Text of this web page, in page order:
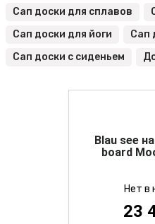
Сап доски для сплавов
Сап доски для йоги
Сап
Сап доски с сиденьем
Blau see
board
Нет в
23